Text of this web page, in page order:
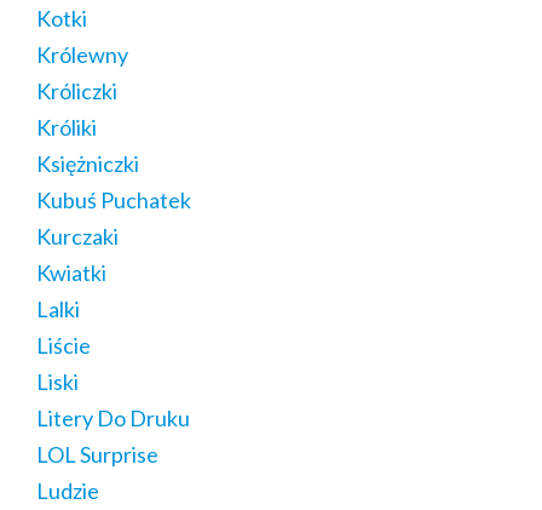
Kotki
Królewny
Króliczki
Króliki
Księżniczki
Kubuś Puchatek
Kurczaki
Kwiatki
Lalki
Liście
Liski
Litery Do Druku
LOL Surprise
Ludzie